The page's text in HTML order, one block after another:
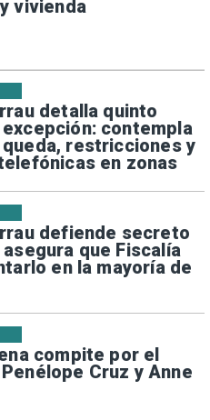
vivienda
detalla quinto
contempla
restricciones y
en zonas
defiende secreto
asegura que Fiscalía
en la mayoría de
compite por el
Cruz y Anne